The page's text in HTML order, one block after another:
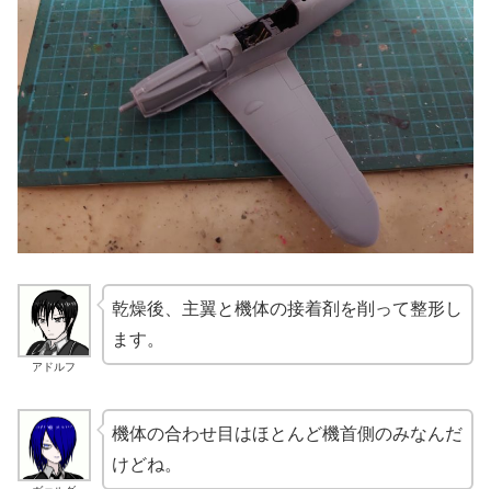
アドルフ
乾燥後、主翼と機体の接着剤を削って整形し
ます。
機体の合わせ目はほとんど機首側のみなんだ
けどね。